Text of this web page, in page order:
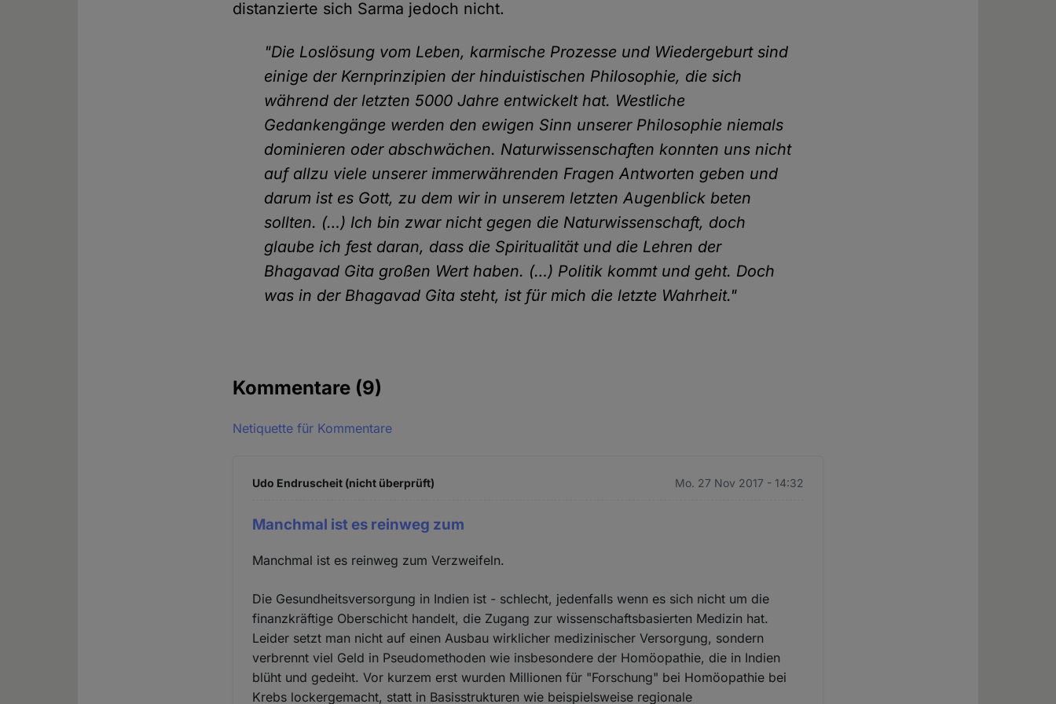
distanzierte sich Sarma jedoch nicht.
"Die Loslösung vom Leben, karmische Prozesse und Wiedergeburt sind
einige der Kernprinzipien der hinduistischen Philosophie, die sich
während der letzten 5000 Jahre entwickelt hat. Westliche
Gedankengänge werden den ewigen Sinn unserer Philosophie niemals
dominieren oder abschwächen. Naturwissenschaften konnten uns nicht
auf allzu viele unserer immerwährenden Fragen Antworten geben und
darum ist es Gott, zu dem wir in unserem letzten Augenblick beten
sollten. (…) Ich bin zwar nicht gegen die Naturwissenschaft, doch
glaube ich fest daran, dass die Spiritualität und die Lehren der
Bhagavad Gita großen Wert haben. (…) Politik kommt und geht. Doch
was in der Bhagavad Gita steht, ist für mich die letzte Wahrheit."
Kommentare (9)
Netiquette für Kommentare
Udo Endruscheit (nicht überprüft) Mo. 27 Nov 2017 - 14:32
Manchmal ist es reinweg zum
Manchmal ist es reinweg zum Verzweifeln.
Die Gesundheitsversorgung in Indien ist - schlecht, jedenfalls wenn es sich nicht um die
finanzkräftige Oberschicht handelt, die Zugang zur wissenschaftsbasierten Medizin hat.
Leider setzt man nicht auf einen Ausbau wirklicher medizinischer Versorgung, sondern
verbrennt viel Geld in Pseudomethoden wie insbesondere der Homöopathie, die in Indien
blüht und gedeiht. Vor kurzem erst wurden Millionen für "Forschung" bei Homöopathie bei
Krebs lockergemacht, statt in Basisstrukturen wie beispielsweise regionale